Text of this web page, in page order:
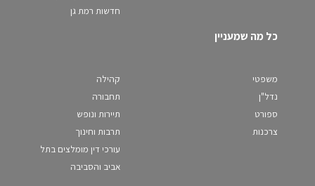
חדשות רמת גן
כל מה שמעניין
משפטי
נדל"ן
ספורט
צרכנות
קהילה
תחבורה
תיירות ונופש
תרבות וחינוך
עורכי דין מומלצים בתל
אביב והסביבה